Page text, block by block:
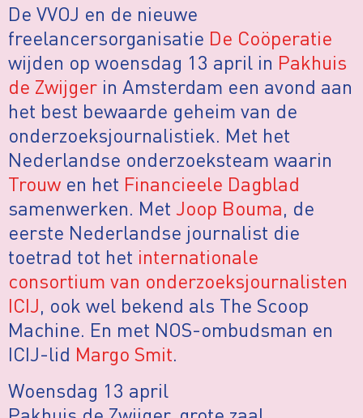
De VVOJ en de nieuwe
freelancersorganisatie De Coöperatie
wijden op woensdag 13 april in Pakhuis
de Zwijger in Amsterdam een avond aan
het best bewaarde geheim van de
onderzoeksjournalistiek. Met het
Nederlandse onderzoeksteam waarin
Trouw en het Financieele Dagblad
samenwerken. Met Joop Bouma, de
eerste Nederlandse journalist die
toetrad tot het internationale
consortium van onderzoeksjournalisten
ICIJ, ook wel bekend als The Scoop
Machine. En met NOS-ombudsman en
ICIJ-lid Margo Smit.
Woensdag 13 april